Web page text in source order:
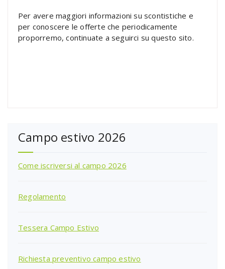
Per avere maggiori informazioni su scontistiche e
per conoscere le offerte che periodicamente
proporremo, continuate a seguirci su questo sito.
Campo estivo 2026
Come iscriversi al campo 2026
Regolamento
Tessera Campo Estivo
Richiesta preventivo campo estivo